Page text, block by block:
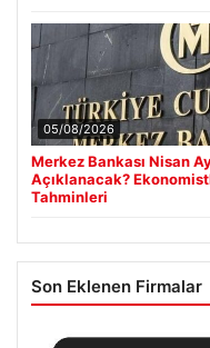
05/08/2026
Merkez Bankası Nisan
Açıklanacak?
Tahminleri
Son Eklenen Firmalar